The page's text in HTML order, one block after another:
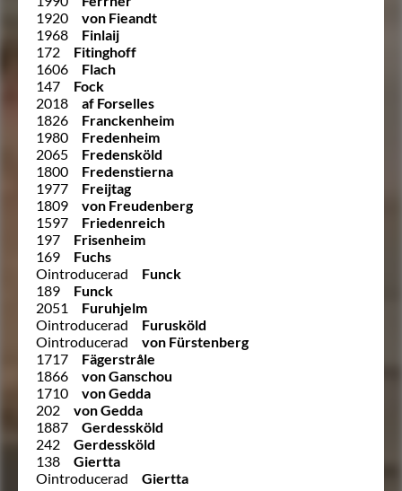
1920
von Fieandt
1968
Finlaij
172
Fitinghoff
1606
Flach
147
Fock
2018
af Forselles
1826
Franckenheim
1980
Fredenheim
2065
Fredensköld
1800
Fredenstierna
1977
Freijtag
1809
von Freudenberg
1597
Friedenreich
197
Frisenheim
169
Fuchs
Ointroducerad
Funck
189
Funck
2051
Furuhjelm
Ointroducerad
Furusköld
Ointroducerad
von Fürstenberg
1717
Fägerstråle
1866
von Ganschou
1710
von Gedda
202
von Gedda
1887
Gerdessköld
242
Gerdessköld
138
Giertta
Ointroducerad
Giertta